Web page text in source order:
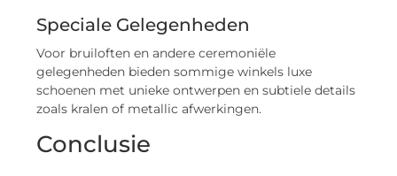
Speciale Gelegenheden
Voor bruiloften en andere ceremoniële
gelegenheden bieden sommige winkels luxe
schoenen met unieke ontwerpen en subtiele details
zoals kralen of metallic afwerkingen.
Conclusie